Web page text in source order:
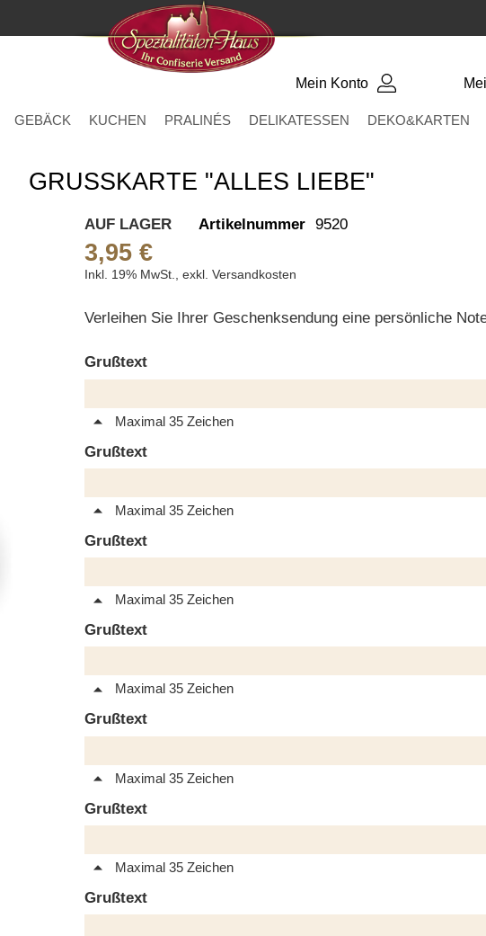
Mein Konto
GEBÄCK KUCHEN PRALINÉS DELIKATESSEN DEKO&KARTEN
GRUSSKARTE "ALLES LIEBE"
AUF LAGER Artikelnummer 9520
3,95 €
Inkl. 19% MwSt., exkl. Versandkosten
Verleihen Sie Ihrer Geschenksendung eine persönliche
Grußtext
Maximal 35 Zeichen
Grußtext
Maximal 35 Zeichen
Grußtext
Maximal 35 Zeichen
Grußtext
Maximal 35 Zeichen
Grußtext
Maximal 35 Zeichen
Grußtext
Maximal 35 Zeichen
Grußtext